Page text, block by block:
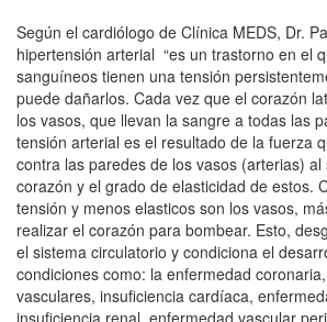
Según el cardiólogo de Clínica MEDS, Dr.
hipertensión arterial “es un trastorno en el
sanguíneos tienen una tensión
puede dañarlos. Cada vez que el corazón
los vasos, que llevan la sangre a todas las
tensión arterial es el resultado de la fuerza
contra las paredes de los vasos (arterias)
corazón y el grado de elasticidad de estos.
tensión y menos elasticos son los vasos,
realizar el corazón para bombear. Esto,
el sistema circulatorio y condiciona el
condiciones como: la enfermedad
vasculares, insuficiencia cardíaca,
insuficiencia renal, enfermedad vascular